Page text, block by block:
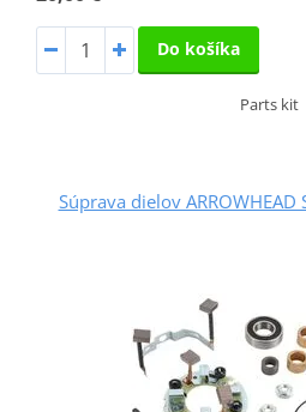
Do košíka
Parts kit
Súprava dielov